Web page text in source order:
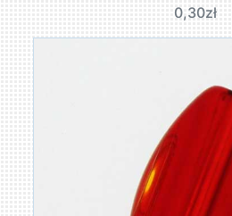
0,30zł